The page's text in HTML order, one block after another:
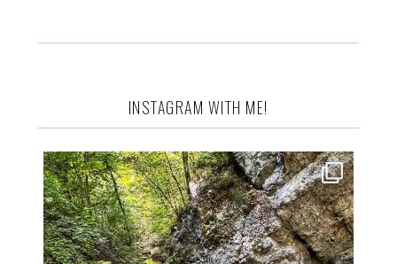
INSTAGRAM WITH ME!